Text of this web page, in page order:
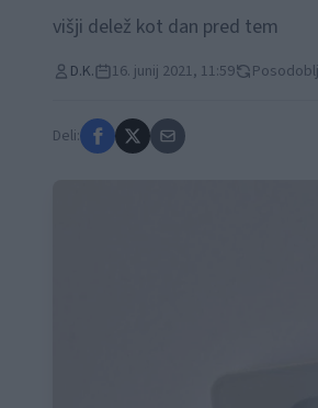
višji delež kot dan pred tem
D.K. 16. junij 2021, 11:59
Deli: